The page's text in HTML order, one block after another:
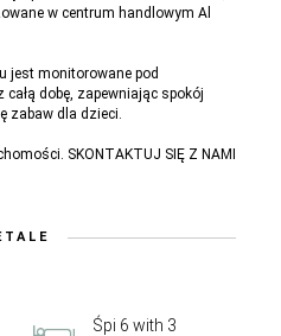
w centrum handlowym Al
jest monitorowane pod
dobę, zapewniając spokój
zabaw dla dzieci.
SKONTAKTUJ SIĘ Z NAMI
Śpi 6 with 3